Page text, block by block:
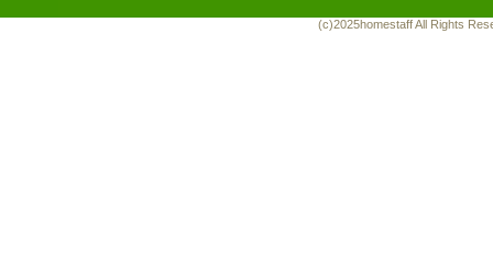
(c)2025homestaff All Rights